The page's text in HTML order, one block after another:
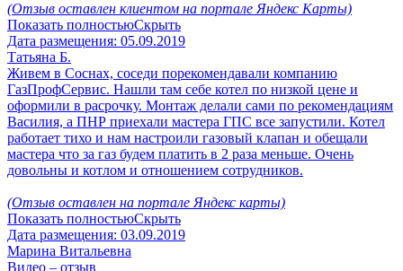
(Отзыв оставлен клиентом на портале Яндекс Карты)
Показать полностьюСкрыть
Дата размещения: 05.09.2019
Татьяна Б.
Живем в Соснах, соседи порекомендавали компанию
ГазПрофСервис. Нашли там себе котел по низкой цене и
оформили в расрочку. Монтаж делали сами по рекомендациям
Василия, а ПНР приехали мастера ГПС все запустили. Котел
работает тихо и нам настроили газовый клапан и обещали
мастера что за газ будем платить в 2 раза меньше. Очень
довольны и котлом и отношением сотрудников.
(Отзыв оставлен на портале Яндекс карты)
Показать полностьюСкрыть
Дата размещения: 03.09.2019
Марина Витальевна
Видео – отзыв